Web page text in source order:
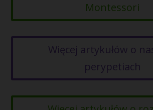
Montessori
Więcej artykułów o
perypetiach